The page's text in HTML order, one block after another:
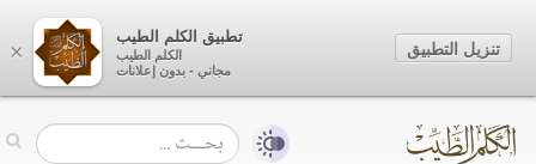
×
تطبيق الكلم الطيب
الكلم الطيب
مجاني - بدون إعلانات
تنزيل التطبيق